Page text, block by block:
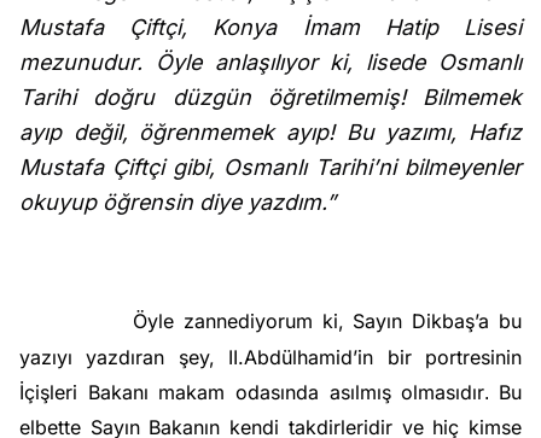
Mustafa Çiftçi, Konya İmam Hatip Lisesi
mezunudur. Öyle anlaşılıyor ki, lisede Osmanlı
Tarihi doğru düzgün öğretilmemiş! Bilmemek
ayıp değil, öğrenmemek ayıp! Bu yazımı, Hafız
Mustafa Çiftçi gibi, Osmanlı Tarihi’ni bilmeyenler
okuyup öğrensin diye yazdım.”
Öyle zannediyorum ki, Sayın Dikbaş’a bu
yazıyı yazdıran şey, II.Abdülhamid’in bir portresinin
İçişleri Bakanı makam odasında asılmış olmasıdır. Bu
elbette Sayın Bakanın kendi takdirleridir ve hiç kimse